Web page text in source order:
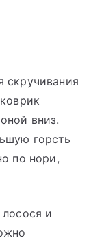
скручивания
вниз.
горсть
по нори,
и